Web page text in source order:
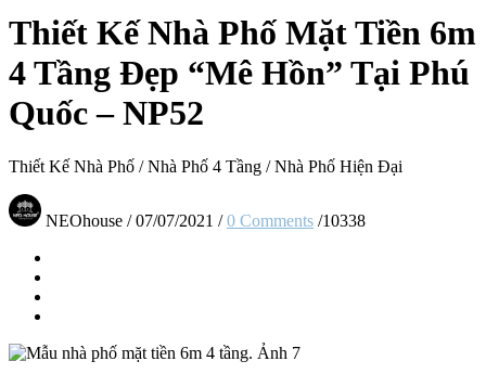
Thiết Kế Nhà Phố Mặt Tiền 6m
4 Tầng Đẹp “Mê Hồn” Tại Phú
Quốc – NP52
Thiết Kế Nhà Phố /Nhà Phố 4 Tầng /Nhà Phố Hiện Đại
NEOhouse / 07/07/2021 / 0 Comments /10338